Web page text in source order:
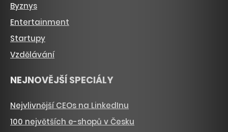
Byznys
Entertainment
Startupy
Vzdělávání
NEJNOVĚJŠÍ SPECIÁLY
Nejvlivnější CEOs na LinkedInu
100 největších e-shopů v Česku